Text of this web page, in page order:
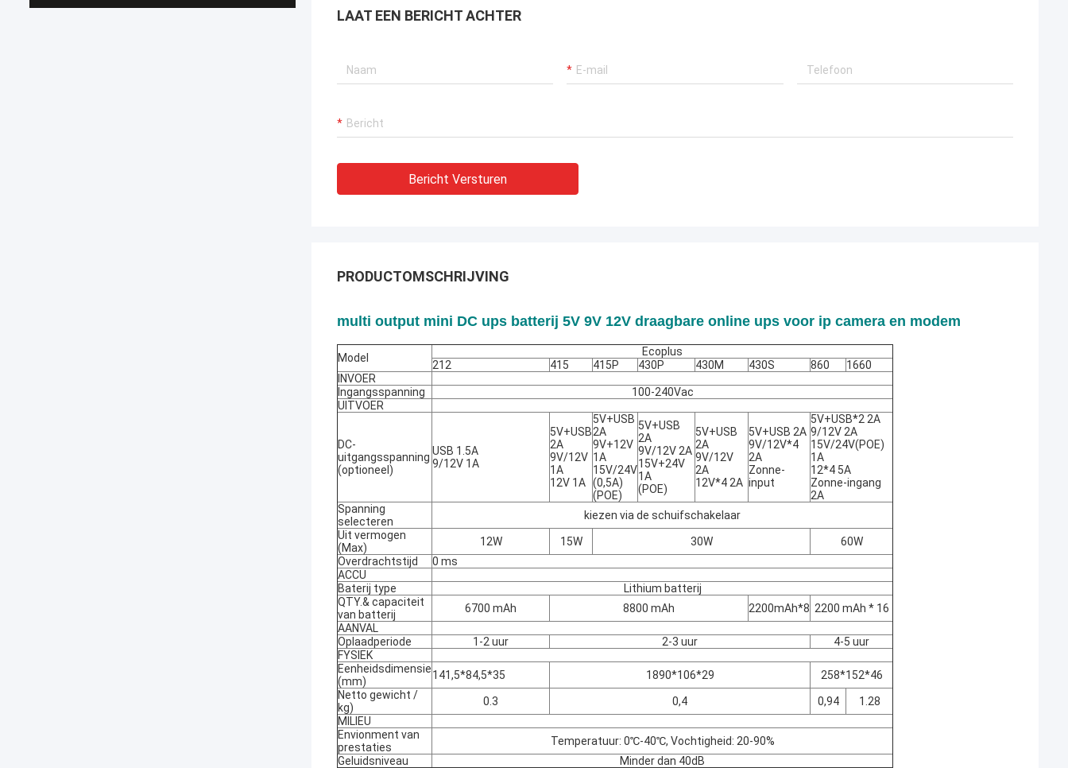
LAAT EEN BERICHT ACHTER
Bericht Versturen
PRODUCTOMSCHRIJVING
multi output mini DC ups batterij 5V 9V 12V draagbare online ups voor ip camera en modem
Model
Ecoplus
212
415 415P 430P 430M 430S 860
1660
INVOER
Ingangsspanning
100-240Vac
UITVOER
DC-
uitgangsspanning
(optioneel)
USB 1.5A
9/12V 1A
5V+USB
2A
9V/12V
1A
12V 1A
5V+USB
2A
9V+12V
1A
15V/24V
(0,5A)
(POE)
5V+USB
2A
9V/12V 2A
15V+24V
1A
(POE)
5V+USB
2A
9V/12V
2A
12V*4 2A
5V+USB 2A
9V/12V*4
2A
Zonne-
input
5V+USB*2 2A
9/12V 2A
15V/24V(POE)
1A
12*4 5A
Zonne-ingang
2A
Spanning
selecteren
kiezen via de schuifschakelaar
Uit vermogen
(Max)
12W 15W 30W
60W
Overdrachtstijd
0 ms
ACCU
Baterij type
Lithium batterij
QTY.& capaciteit
van batterij
6700 mAh 8800 mAh 2200mAh*8 2200 mAh * 16
AANVAL
Oplaadperiode
1-2 uur 2-3 uur
4-5 uur
FYSIEK
Eenheidsdimensie
(mm)
141,5*84,5*35 1890*106*29
258*152*46
Netto gewicht /
kg)
0.3 0,4 0,94
1.28
MILIEU
Envionment van
prestaties
Temperatuur: 0℃-40℃, Vochtigheid: 20-90%
Geluidsniveau
Minder dan 40dB